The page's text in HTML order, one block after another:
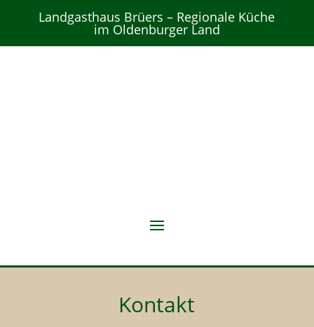
Landgasthaus Brüers – Regionale Küche
im Oldenburger Land
Kontakt